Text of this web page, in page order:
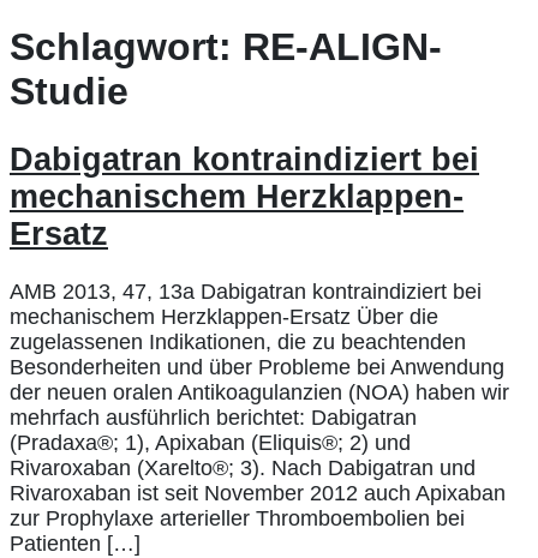
Schlagwort: RE-ALIGN-
Studie
Dabigatran kontraindiziert bei
mechanischem Herzklappen-
Ersatz
AMB 2013, 47, 13a Dabigatran kontraindiziert bei
mechanischem Herzklappen-Ersatz Über die
zugelassenen Indikationen, die zu beachtenden
Besonderheiten und über Probleme bei Anwendung
der neuen oralen Antikoagulanzien (NOA) haben wir
mehrfach ausführlich berichtet: Dabigatran
(Pradaxa®; 1), Apixaban (Eliquis®; 2) und
Rivaroxaban (Xarelto®; 3). Nach Dabigatran und
Rivaroxaban ist seit November 2012 auch Apixaban
zur Prophylaxe arterieller Thromboembolien bei
Patienten […]